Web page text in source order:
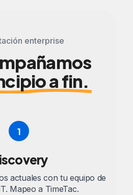
enterprise
a fin.
1
actuales con tu equipo de
Mapeo a TimeTac.